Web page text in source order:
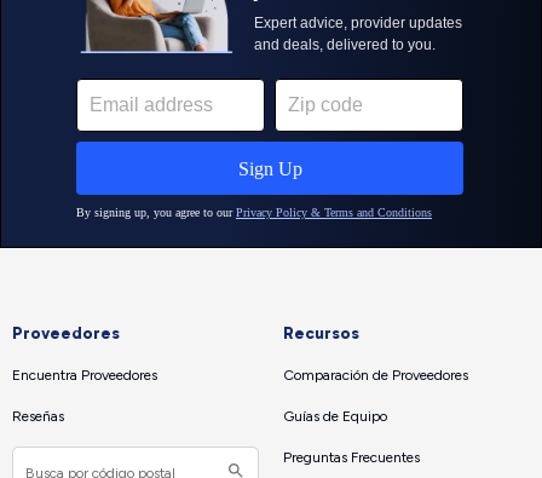
Proveedores
Encuentra Proveedores
Reseñas
Recursos
Comparación de Proveedores
Guías de Equipo
Preguntas Frecuentes